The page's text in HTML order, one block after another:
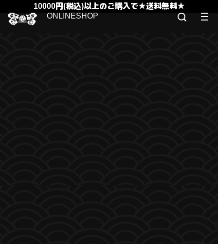
10000円(税込)以上のご購入で★送料無料★
ONLINESHOP